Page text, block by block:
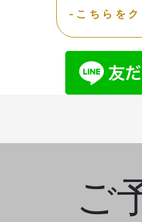
-こちらを
ご